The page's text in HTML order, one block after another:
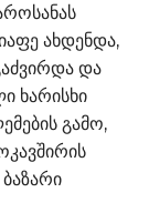
ახდენდა,
და
ხარისხი
გამო,